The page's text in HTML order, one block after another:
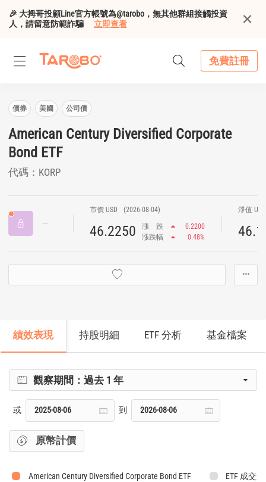
🎉 大拇哥投顧Line官方帳號為@tarobo，無其他群組接觸投資
人，請留意防範詐騙
立即查看
免費註冊
債券 美國 公司債
American Century Diversified Corporate
Bond ETF
代碼：KORP
市價 USD (2026-08-04)
46.2250 漲 跌
0.2200
漲跌幅
0.48%
淨值
···
績效表現 持股明細 ETF 分析 基金檔案
觀察期間：過去 1 年
或 到
原幣計價
American Century Diversified Corporate Bond ETF ETF 成交量